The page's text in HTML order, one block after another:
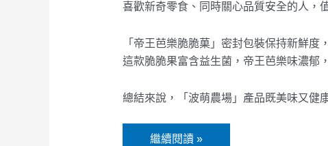
喜歡新奇零食、同時關心品質安全的人，
「帝王芭樂脆脆菓」密封包裝保持新鮮度
這款脆脆果富含益生菌，帝王芭樂味濃郁
總結來說，「波萌農場」產品既美味又健
帝
王
樂
脆
繼續閱讀 »